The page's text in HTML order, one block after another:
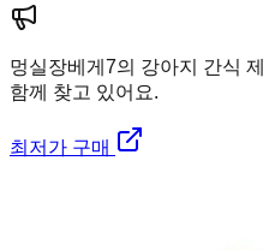
멍실장베게7의 강아지 간식
함께 찾고 있어요.
최저가 구매